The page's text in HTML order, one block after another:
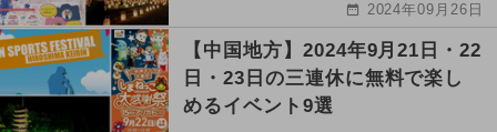
2024年09月26日
【中国地方】2024年9月21日・22
日・23日の三連休に無料で楽し
めるイベント9選